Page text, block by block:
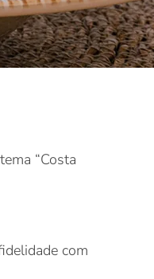
“Costa
com